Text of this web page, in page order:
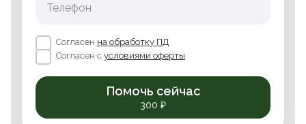
Телефон
Согласен на обработку ПД
Согласен с условиями оферты
Помочь сейчас
300 ₽